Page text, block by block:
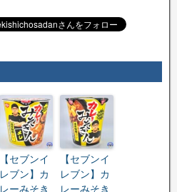
【セブンイ
レブン】カ
レーみそき
【セブンイ
レブン】カ
レーみそき